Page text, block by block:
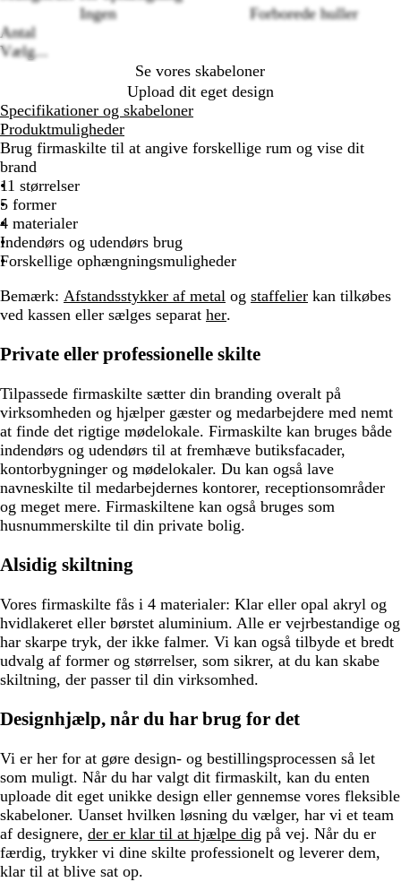
Ingen
Forborede huller
Antal
Vælg...
Se vores skabeloner
Upload dit eget design
Specifikationer og skabeloner
Produktmuligheder
Brug firmaskilte til at angive forskellige rum og vise dit
brand
11 størrelser
5 former
4 materialer
Indendørs og udendørs brug
Forskellige ophængningsmuligheder
Bemærk: Afstandsstykker af metal og staffelier kan tilkøbes
ved kassen eller sælges separat her.
Private eller professionelle skilte
Tilpassede firmaskilte sætter din branding overalt på
virksomheden og hjælper gæster og medarbejdere med nemt
at finde det rigtige mødelokale. Firmaskilte kan bruges både
indendørs og udendørs til at fremhæve butiksfacader,
kontorbygninger og mødelokaler. Du kan også lave
navneskilte til medarbejdernes kontorer, receptionsområder
og meget mere. Firmaskiltene kan også bruges som
husnummerskilte til din private bolig.
Alsidig skiltning
Vores firmaskilte fås i 4 materialer: Klar eller opal akryl og
hvidlakeret eller børstet aluminium. Alle er vejrbestandige og
har skarpe tryk, der ikke falmer. Vi kan også tilbyde et bredt
udvalg af former og størrelser, som sikrer, at du kan skabe
skiltning, der passer til din virksomhed.
Designhjælp, når du har brug for det
Vi er her for at gøre design- og bestillingsprocessen så let
som muligt. Når du har valgt dit firmaskilt, kan du enten
uploade dit eget unikke design eller gennemse vores fleksible
skabeloner. Uanset hvilken løsning du vælger, har vi et team
af designere, der er klar til at hjælpe dig på vej. Når du er
færdig, trykker vi dine skilte professionelt og leverer dem,
klar til at blive sat op.